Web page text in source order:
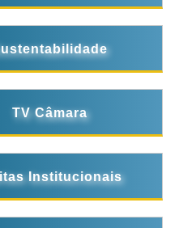
TV Câmara
Institucionais